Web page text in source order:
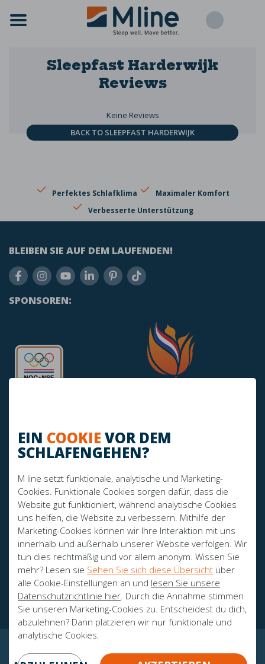
EIN COOKIE VOR DEM
SCHLAFENGEHEN?
M line setzt funktionale, analytische und Marketing-
Cookies. Funktionale Cookies sorgen dafür, dass die
Website gut funktioniert, während analytische Cookies
uns helfen, die Website zu verbessern. Mithilfe der
Marketing-Cookies können wir Ihre Interaktion mit uns
innerhalb und außerhalb unserer Website verfolgen. Wir
tun dies rechtmäßig und vor allem anonym. Wissen Sie
mehr? Lesen sie Sehen Sie sich diese Übersicht über
alle Cookie-Einstellungen an und lesen Sie unsere
Datenschutzrichtlinie hier. Durch die Annahme stimmen
Sie unseren Marketing-Cookies zu. Entscheidest du dich,
abzulehnen? Dann platzieren wir nur funktionale und
analytische Cookies.
Sleepfast Harderwijk
Reviews
Keine Reviews
BACK TO SLEEPFAST HARDERWIJK
Perfektes Schlafklima
Maximaler Komfort
Verbesserte Unterstützung
BLEIBEN SIE AUF DEM LAUFENDEN!
SPONSOREN:
info@mline.nl
+31 413-243050
Botschafter
Zertifikate